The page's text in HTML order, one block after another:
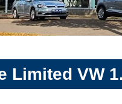
Limited VW